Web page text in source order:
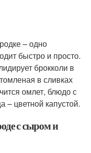
– одно
быстро и просто.
брокколи в
в сливках
омлет, блюдо с
– цветной капустой.
с сыром и